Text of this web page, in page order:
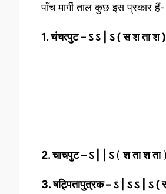
पाँच मार्गी ताल कुछ इस प्रकार हैं-
1. चंचत्पुट –ऽ ऽ | ऽ ( स श ता श )
2. चाचपुट –ऽ| | ऽ (श ता श ता
3. षट्पितापुत्रक – ऽ | ऽ ऽ | ऽ(